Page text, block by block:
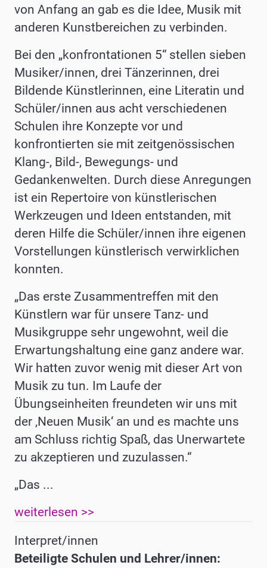
von Anfang an gab es die Idee, Musik mit
anderen Kunstbereichen zu verbinden.
Bei den „konfrontationen 5“ stellen sieben
Musiker/innen, drei Tänzerinnen, drei
Bildende Künstlerinnen, eine Literatin und
Schüler/innen aus acht verschiedenen
Schulen ihre Konzepte vor und
konfrontierten sie mit zeitgenössischen
Klang-, Bild-, Bewegungs- und
Gedankenwelten. Durch diese Anregungen
ist ein Repertoire von künstlerischen
Werkzeugen und Ideen entstanden, mit
deren Hilfe die Schüler/innen ihre eigenen
Vorstellungen künstlerisch verwirklichen
konnten.
„Das erste Zusammentreffen mit den
Künstlern war für unsere Tanz- und
Musikgruppe sehr ungewohnt, weil die
Erwartungshaltung eine ganz andere war.
Wir hatten zuvor wenig mit dieser Art von
Musik zu tun. Im Laufe der
Übungseinheiten freundeten wir uns mit
der ‚Neuen Musik‘ an und es machte uns
am Schluss richtig Spaß, das Unerwartete
zu akzeptieren und zuzulassen.“
„Das ...
weiterlesen >>
Interpret/innen
Beteiligte Schulen und Lehrer/innen: